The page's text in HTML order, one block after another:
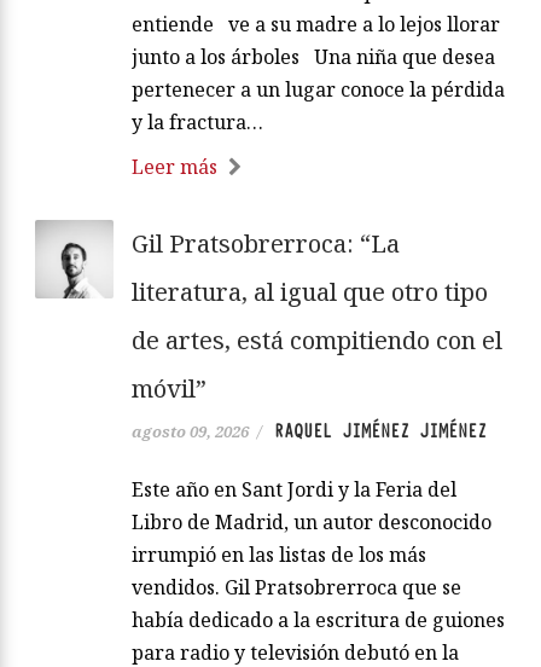
entiende ve a su madre a lo lejos llorar
junto a los árboles Una niña que desea
pertenecer a un lugar conoce la pérdida
y la fractura…
Leer más
Gil Pratsobrerroca: “La
literatura, al igual que otro tipo
de artes, está compitiendo con el
móvil”
agosto 09, 2026 / RAQUEL JIMÉNEZ JIMÉNEZ
Este año en Sant Jordi y la Feria del
Libro de Madrid, un autor desconocido
irrumpió en las listas de los más
vendidos. Gil Pratsobrerroca que se
había dedicado a la escritura de guiones
para radio y televisión debutó en la